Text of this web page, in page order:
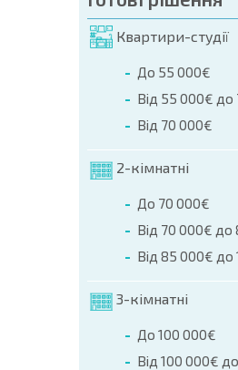
Квартири-студії
До 55 000€
Від 55 000€ до
Від 70 000€
2-кімнатні
До 70 000€
Від 70 000€ до
Від 85 000€ до
3-кімнатні
До 100 000€
Від 100 000€